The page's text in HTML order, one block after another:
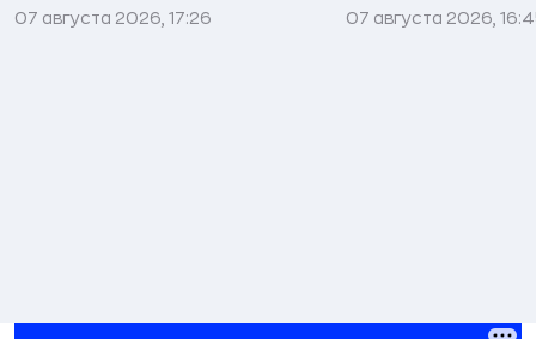
07 августа 2026, 17:26 07 августа 2026,